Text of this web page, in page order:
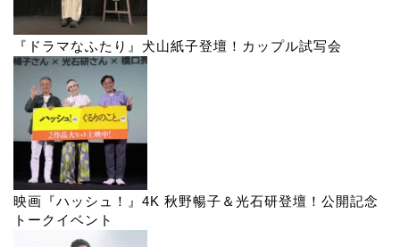
『ドラマなふたり』犬山紙子登壇！カップル試写会
映画『ハッシュ！』4K 秋野暢子＆光石研登壇！公開記念
トークイベント